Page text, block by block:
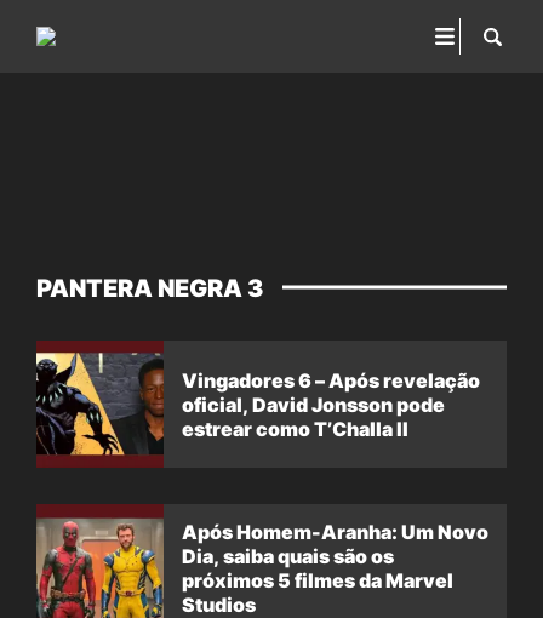
PANTERA NEGRA 3
Vingadores 6 – Após revelação
oficial, David Jonsson pode
estrear como T’Challa II
Após Homem-Aranha: Um Novo
Dia, saiba quais são os
próximos 5 filmes da Marvel
Studios